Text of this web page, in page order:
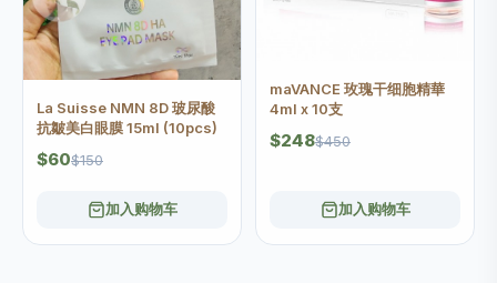
La Suisse NMN 8D 玻尿酸
抗皺美白眼膜 15ml (10pcs)
$60$150
加入购物车
maVANCE 玫瑰干细胞精華
4ml x 10支
$248$450
加入购物车